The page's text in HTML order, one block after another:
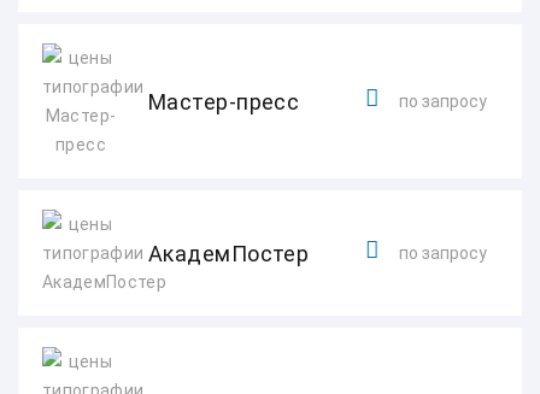
Мастер-пресс по запросу
АкадемПостер по запросу